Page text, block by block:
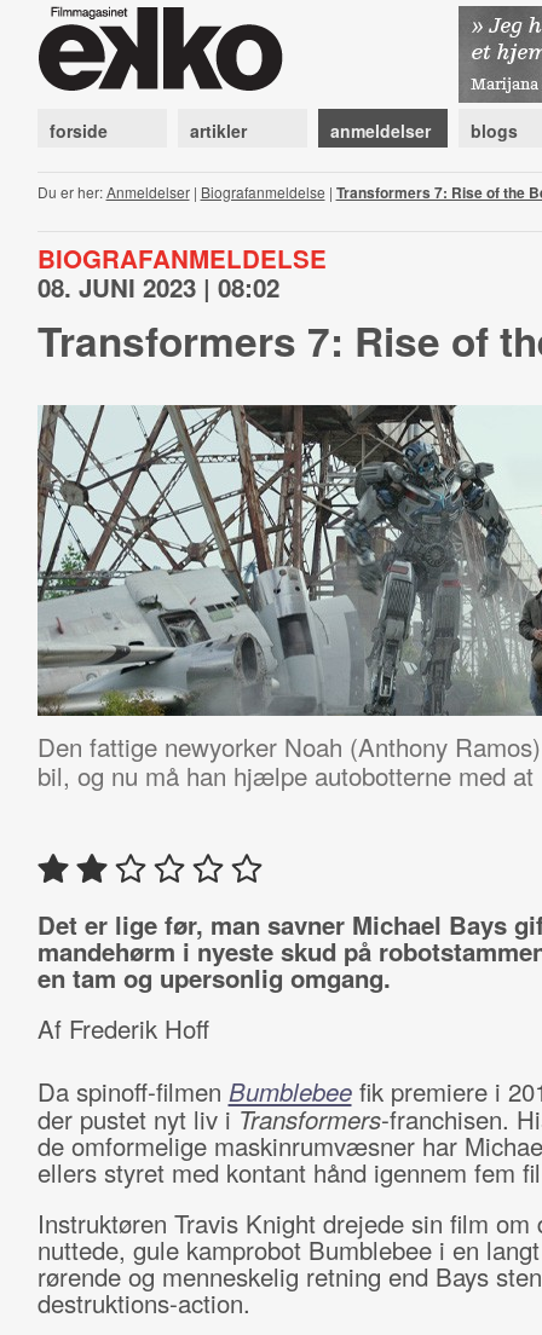
forside artikler anmeldelser blogs
Du er her:Anmeldelser| Biografanmeldelse | Transformers 7: Rise of the
BIOGRAFANMELDELSE
08. JUNI 2023 | 08:02
Transformers 7: Rise of
Den fattige newyorker Noah (Anthony
bil, og nu må han hjælpe autobotterne med at
Det er lige før, man savner Michael Bays
mandehørm i nyeste skud på
en tam og upersonlig omgang.
Af Frederik Hoff
Da spinoff-filmen Bumblebeefik premiere i
der pustet nyt liv i Transformers-franchisen.
de omformelige maskinrumvæsner har
ellers styret med kontant hånd igennem fem
Instruktøren Travis Knight drejede sin film om
nuttede, gule kamprobot Bumblebee i en
rørende og menneskelig retning end Bays
destruktions-action.